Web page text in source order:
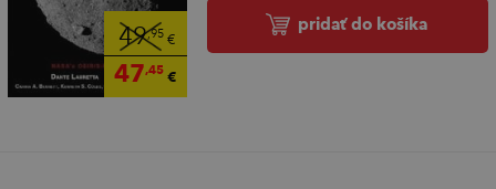
49,95€
47,45€
pridať do košíka